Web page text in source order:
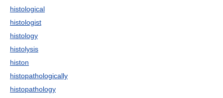
histological
histologist
histology
histolysis
histon
histopathologically
histopathology